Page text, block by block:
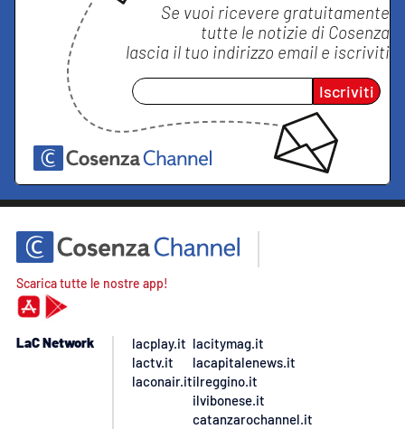
Se vuoi ricevere gratuitamente
tutte le notizie di Cosenza
lascia il tuo indirizzo email e iscriviti
Iscriviti
Scarica tutte le nostre app!
LaC Network
lacplay.it
lactv.it
laconair.it
lacitymag.it
lacapitalenews.it
ilreggino.it
ilvibonese.it
catanzarochannel.it